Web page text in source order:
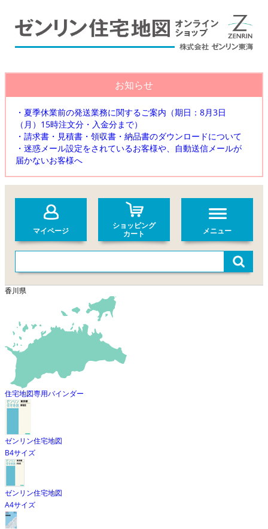
お知らせ
・夏季休業前の発送業務に関するご案内（期日：8月3日
（月）15時注文分・入金分まで）
・請求書・見積書・領収書・納品書のダウンロードについて
・迷惑メール設定をされているお客様や、自動送信メールが
届かないお客様へ
マイページ
ショッピング
カート
メニュー
香川県
住宅地図専用バインダー
ゼンリン住宅地図
B4サイズ
ゼンリン住宅地図
A4サイズ